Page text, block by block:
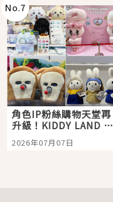
No.7
角色IP粉絲購物天堂再
升級！KIDDY LAND 原
宿店吉伊卡哇迎客，新
開幕 OMOKADO 店3分
2026年07月07日